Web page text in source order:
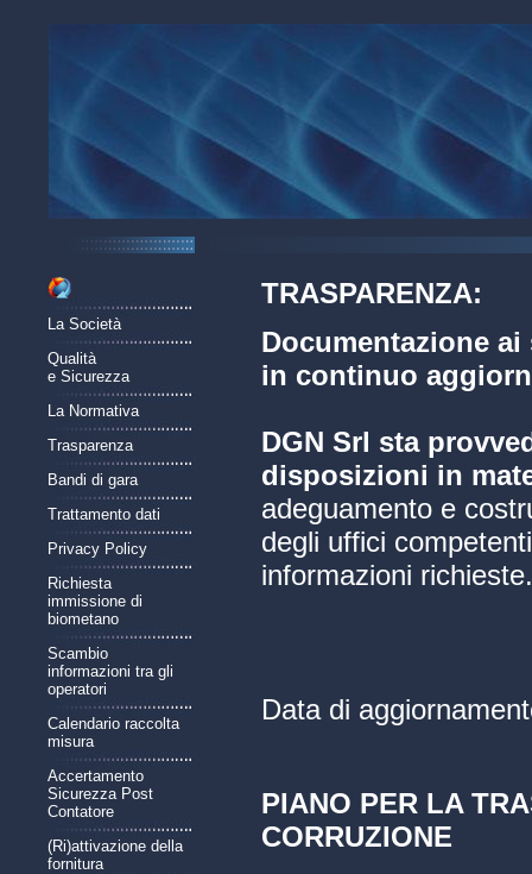
La Società
Qualità
e Sicurezza
La Normativa
Trasparenza
Bandi di gara
Trattamento dati
Privacy Policy
Richiesta
immissione di
biometano
Scambio
informazioni tra gli
operatori
Calendario raccolta
misura
Accertamento
Sicurezza Post
Contatore
(Ri)attivazione della
fornitura
TRASPARENZA:
Documentazione ai
in continuo
DGN Srl sta
disposizioni in
adeguamento e
degli uffici
informazioni richieste.
Data di
PIANO PER LA
CORRUZIONE